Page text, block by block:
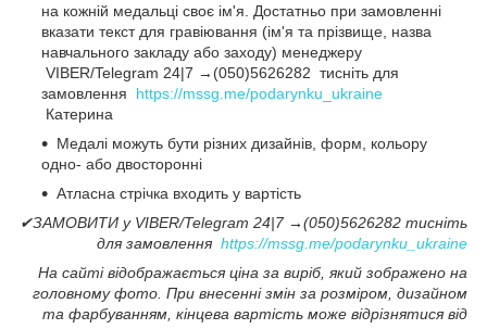
на кожній медальці своє ім'я. Достатньо при замовленні
вказати текст для гравіювання (ім'я та прізвище, назва
навчального закладу або заходу) менеджеру
VIBER/Telegram 24|7 →(050)5626282 тисніть для
замовлення https://mssg.me/podarynku_ukraine
Катерина
Медалі можуть бути різних дизайнів, форм, кольору
одно- або двосторонні
Атласна стрічка входить у вартість
✔ЗАМОВИТИ у VIBER/Telegram 24|7 →(050)5626282 тисніть
для замовлення https://mssg.me/podarynku_ukraine
На сайті відображається ціна за виріб, який зображено на
головному фото. При внесенні змін за розміром, дизайном
та фарбуванням, кінцева вартість може відрізнятися від